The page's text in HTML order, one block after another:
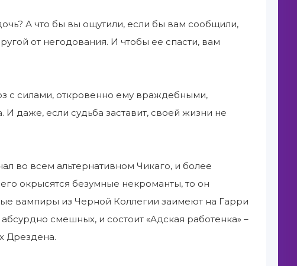
А что бы вы ощутили, если бы вам сообщили,
от негодования. И чтобы ее спасти, вам
с силами, откровенно ему враждебными,
даже, если судьба заставит, своей жизни не
во всем альтернативном Чикаго, и более
окрысятся безумные некроманты, то он
вампиры из Черной Коллегии заимеют на Гарри
смешных, и состоит «Адская работенка» –
Дрездена.